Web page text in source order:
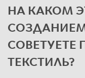
НА КАКОМ
СОВЕТУЕТЕ
ТЕКСТИЛЬ?